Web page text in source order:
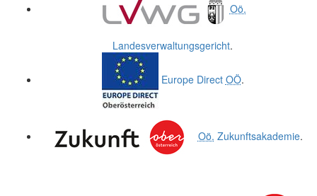
Oö.
Landesverwaltungsgericht.
Europe Direct OÖ.
Oö. Zukunftsakademie.